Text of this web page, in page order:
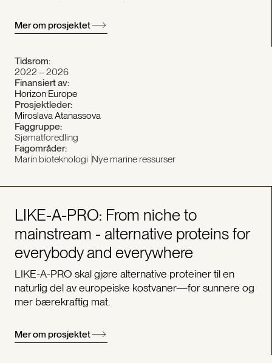
Mer om prosjektet
Tidsrom:
2022 – 2026
Finansiert av:
Horizon Europe
Prosjektleder:
Miroslava Atanassova
Faggruppe:
Sjømatforedling
Fagområder:
Marin bioteknologi Nye marine ressurser
LIKE-A-PRO: From niche to
mainstream - alternative proteins for
everybody and everywhere
LIKE-A-PRO skal gjøre alternative proteiner til en
naturlig del av europeiske kostvaner—for sunnere og
mer bærekraftig mat.
Mer om prosjektet